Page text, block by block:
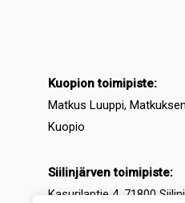
Kuopion toimipiste:
Matkus Luuppi,
Kuopio
Siilinjärven toimipiste:
Kasurilantie 4, 71800